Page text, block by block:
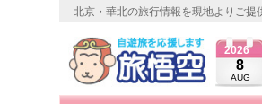
北京・華北の旅行情報を現地よりご提
2026
8
AUG